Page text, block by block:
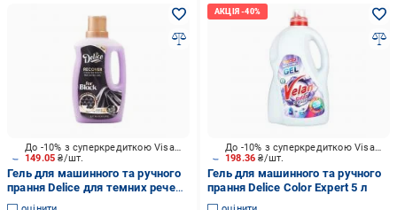
149.05₴/шт.
До -10% з суперкредиткою Visa Вигода
Гель для машинного та ручного
прання Delice для темних речей
Delice 1 л
198.36₴/шт.
До -10% з суперкредиткою Visa Вигода
Гель для машинного та ручного
прання Delice Color Expert 5 л